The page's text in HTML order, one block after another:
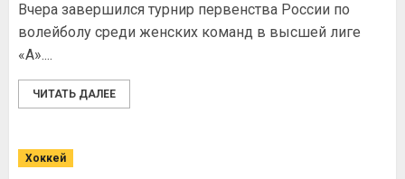
Вчера завершился турнир первенства России по
волейболу среди женских команд в высшей лиге
«А»....
ЧИТАТЬ ДАЛЕЕ
Хоккей